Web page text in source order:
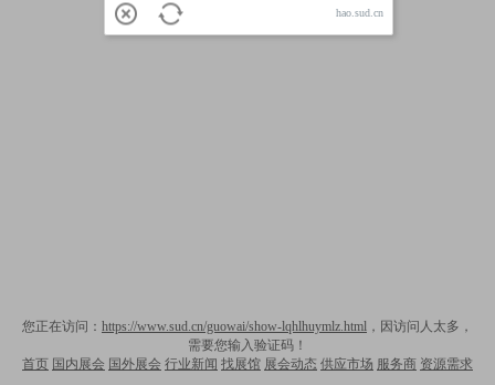
您正在访问： https://www.sud.cn/guowai/show-lqhlhuymlz.html ，因访问人太多，
需要您输入验证码！
首页 国内展会 国外展会 行业新闻 找展馆 展会动态 供应市场 服务商 资源需求
hao.sud.cn